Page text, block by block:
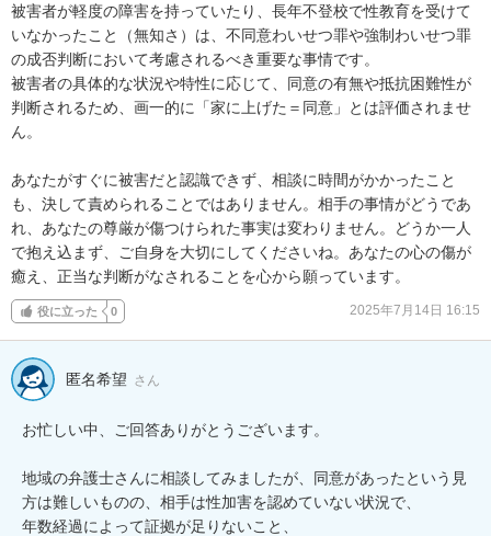
被害者が軽度の障害を持っていたり、長年不登校で性教育を受けて
いなかったこと（無知さ）は、不同意わいせつ罪や強制わいせつ罪
の成否判断において考慮されるべき重要な事情です。
被害者の具体的な状況や特性に応じて、同意の有無や抵抗困難性が
判断されるため、画一的に「家に上げた＝同意」とは評価されませ
ん。
あなたがすぐに被害だと認識できず、相談に時間がかかったこと
も、決して責められることではありません。相手の事情がどうであ
れ、あなたの尊厳が傷つけられた事実は変わりません。どうか一人
で抱え込まず、ご自身を大切にしてくださいね。あなたの心の傷が
癒え、正当な判断がなされることを心から願っています。
役に立った 0 2025年7月14日 16:15
匿名希望 さん
お忙しい中、ご回答ありがとうございます。
地域の弁護士さんに相談してみましたが、同意があったという見
方は難しいものの、相手は性加害を認めていない状況で、
年数経過によって証拠が足りないこと、